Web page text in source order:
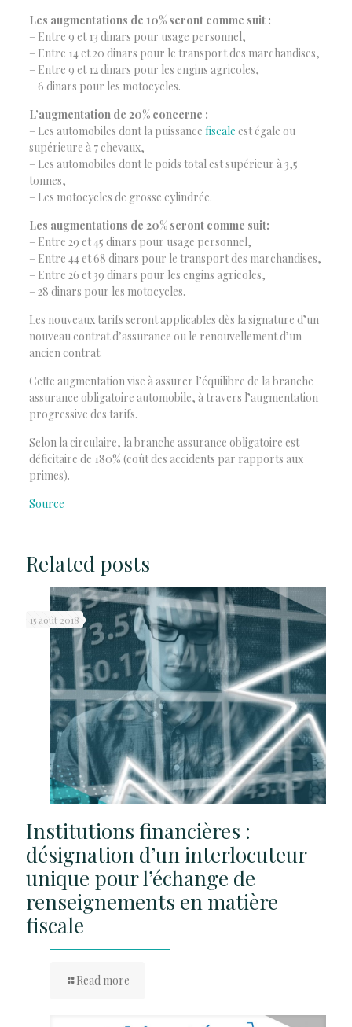
Les augmentations de 10% seront comme suit :
– Entre 9 et 13 dinars pour usage personnel,
– Entre 14 et 20 dinars pour le transport des marchandises,
– Entre 9 et 12 dinars pour les engins agricoles,
– 6 dinars pour les motocycles.
L’augmentation de 20% concerne :
– Les automobiles dont la puissance fiscale est égale ou
supérieure à 7 chevaux,
– Les automobiles dont le poids total est supérieur à 3,5
tonnes,
– Les motocycles de grosse cylindrée.
Les augmentations de 20% seront comme suit:
– Entre 29 et 45 dinars pour usage personnel,
– Entre 44 et 68 dinars pour le transport des marchandises,
– Entre 26 et 39 dinars pour les engins agricoles,
– 28 dinars pour les motocycles.
Les nouveaux tarifs seront applicables dès la signature d’un
nouveau contrat d’assurance ou le renouvellement d’un
ancien contrat.
Cette augmentation vise à assurer l’équilibre de la branche
assurance obligatoire automobile, à travers l’augmentation
progressive des tarifs.
Selon la circulaire, la branche assurance obligatoire est
déficitaire de 180% (coût des accidents par rapports aux
primes).
Source
Related posts
15 août 2018
Institutions financières :
désignation d’un interlocuteur
unique pour l’échange de
renseignements en matière
fiscale
Read more